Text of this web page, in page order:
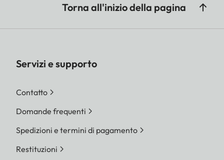
Torna all'inizio della pagina
Servizi e supporto
Contatto
Domande frequenti
Spedizioni e termini di pagamento
Restituzioni